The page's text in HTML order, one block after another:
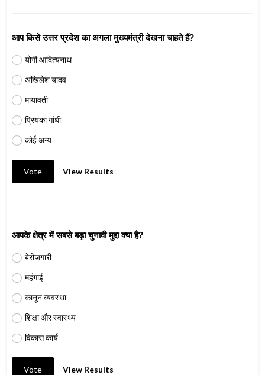
आप किसे उत्तर प्रदेश का अगला मुख्यमंत्री देखना चाहते हैं?
योगी आदित्यनाथ
अखिलेश यादव
मायावती
प्रियंका गांधी
कोई अन्य
Vote View Results
आपके क्षेत्र में सबसे बड़ा चुनावी मुद्दा क्या है?
बेरोजगारी
महंगाई
कानून व्यवस्था
शिक्षा और स्वास्थ्य
विकास कार्य
Vote View Results